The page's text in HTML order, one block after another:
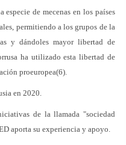
de mecenas en los países
permitiendo a los grupos de la
y dándoles mayor libertad de
ha utilizado esta libertad de
proeuropea(6).
en 2020.
de la llamada "sociedad
aporta su experiencia y apoyo.